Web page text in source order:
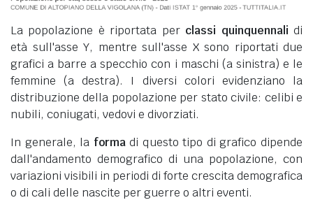
La popolazione è riportata per classi quinquennali di
età sull'asse Y, mentre sull'asse X sono riportati due
grafici a barre a specchio con i maschi (a sinistra) e le
femmine (a destra). I diversi colori evidenziano la
distribuzione della popolazione per stato civile: celibi e
nubili, coniugati, vedovi e divorziati.
In generale, la formadi questo tipo di grafico dipende
dall'andamento demografico di una popolazione, con
variazioni visibili in periodi di forte crescita demografica
o di cali delle nascite per guerre o altri eventi.